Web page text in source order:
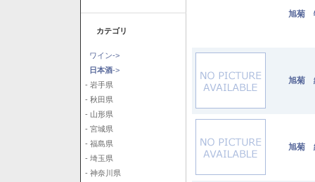
カテゴリ
ワイン->
日本酒->
- 岩手県
- 秋田県
- 山形県
- 宮城県
- 福島県
- 埼玉県
- 神奈川県
旭菊
旭菊
旭菊